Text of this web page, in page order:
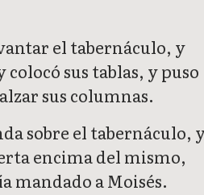
el tabernáculo, y
colocó sus tablas, y puso
sus columnas.
sobre el tabernáculo,
encima del mismo,
mandado a Moisés.